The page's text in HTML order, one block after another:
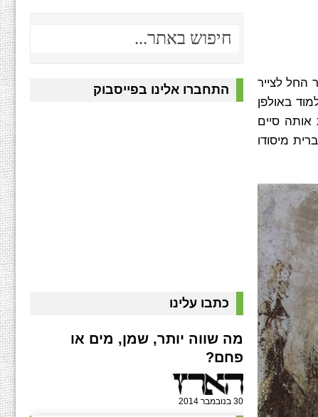
בשם שמואל אובודובסקי. הוא החל את דרכו האמנותית כבר בגיל 12, כאשר החל לצייר
ללמוד באולפן
ל-1914 באקדמיה הממלכתית אותה סיים
מיסודו
התחברו אלינו בפייסבוק
כתבו עלינו
מה שווה יותר, שמן, מים או
פחם?
30 בנובמבר 2014